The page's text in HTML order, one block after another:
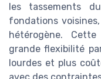
les tassements
fondations
hétérogène.
grande flexibilité
lourdes et plus
avec des